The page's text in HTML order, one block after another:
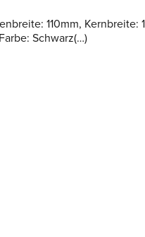
110mm, Kernbreite:
Schwarz(…)